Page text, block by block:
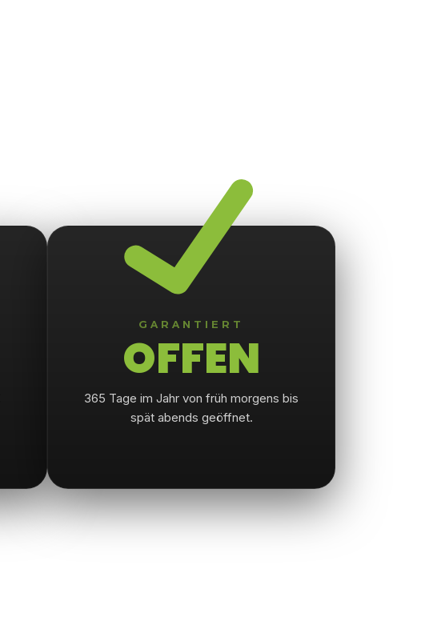
GARANTIERT
OFFEN
365 Tage im Jahr von früh morgens bis
spät abends geöffnet.